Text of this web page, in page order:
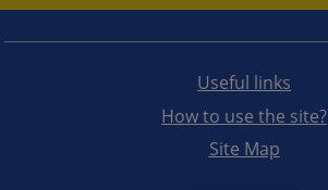
Useful links
How to use the site?
Site Map